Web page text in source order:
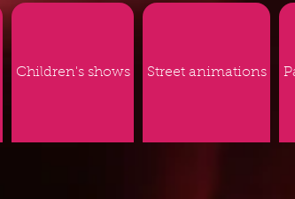
Children's shows Street animations